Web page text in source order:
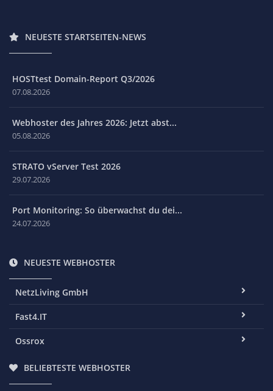
NEUESTE STARTSEITEN-NEWS
HOSTtest Domain-Report Q3/2026
07.08.2026
Webhoster des Jahres 2026: Jetzt abst...
05.08.2026
STRATO vServer Test 2026
29.07.2026
Port Monitoring: So überwachst du dei...
24.07.2026
NEUESTE WEBHOSTER
NetzLiving GmbH
Fast4.IT
Ossrox
BELIEBTESTE WEBHOSTER